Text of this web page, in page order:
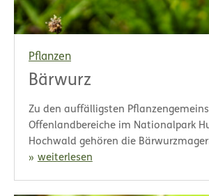
Pflanzen
Bärwurz
Zu den auffälligsten
Offenlandbereiche im Nationalpark
Hochwald gehören die
weiterlesen